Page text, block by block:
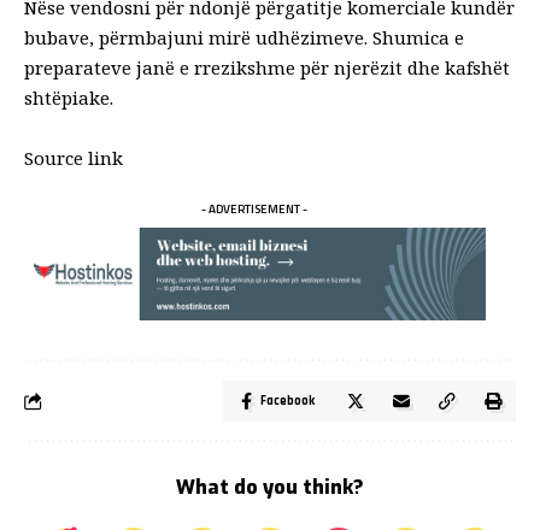
Nëse vendosni për ndonjë përgatitje komerciale kundër
bubave, përmbajuni mirë udhëzimeve. Shumica e
preparateve janë e rrezikshme për njerëzit dhe kafshët
shtëpiake.
Source link
- ADVERTISEMENT -
Facebook
What do you think?